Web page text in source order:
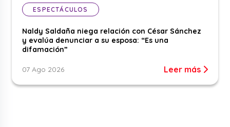
ESPECTÁCULOS
Naldy Saldaña niega relación con César Sánchez
y evalúa denunciar a su esposa: “Es una
difamación”
07 Ago 2026 Leer más